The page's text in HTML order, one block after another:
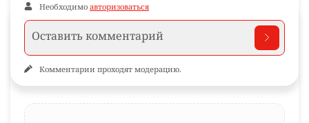
Необходимо авторизоваться
Комментарии проходят модерацию.